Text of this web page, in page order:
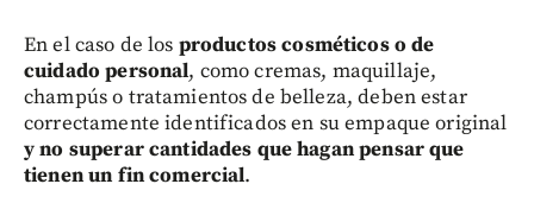
En el caso de los productos cosméticos o de
cuidado personal, como cremas, maquillaje,
champús o tratamientos de belleza, deben estar
correctamente identificados en su empaque original
y no superar cantidades que hagan pensar que
tienen un fin comercial.